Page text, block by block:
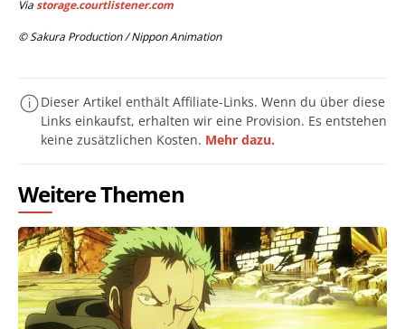
Viastorage.courtlistener.com
© Sakura Production / Nippon Animation
Dieser Artikel enthält Affiliate-Links. Wenn du über diese
Links einkaufst, erhalten wir eine Provision. Es entstehen
keine zusätzlichen Kosten. Mehr dazu.
Weitere Themen